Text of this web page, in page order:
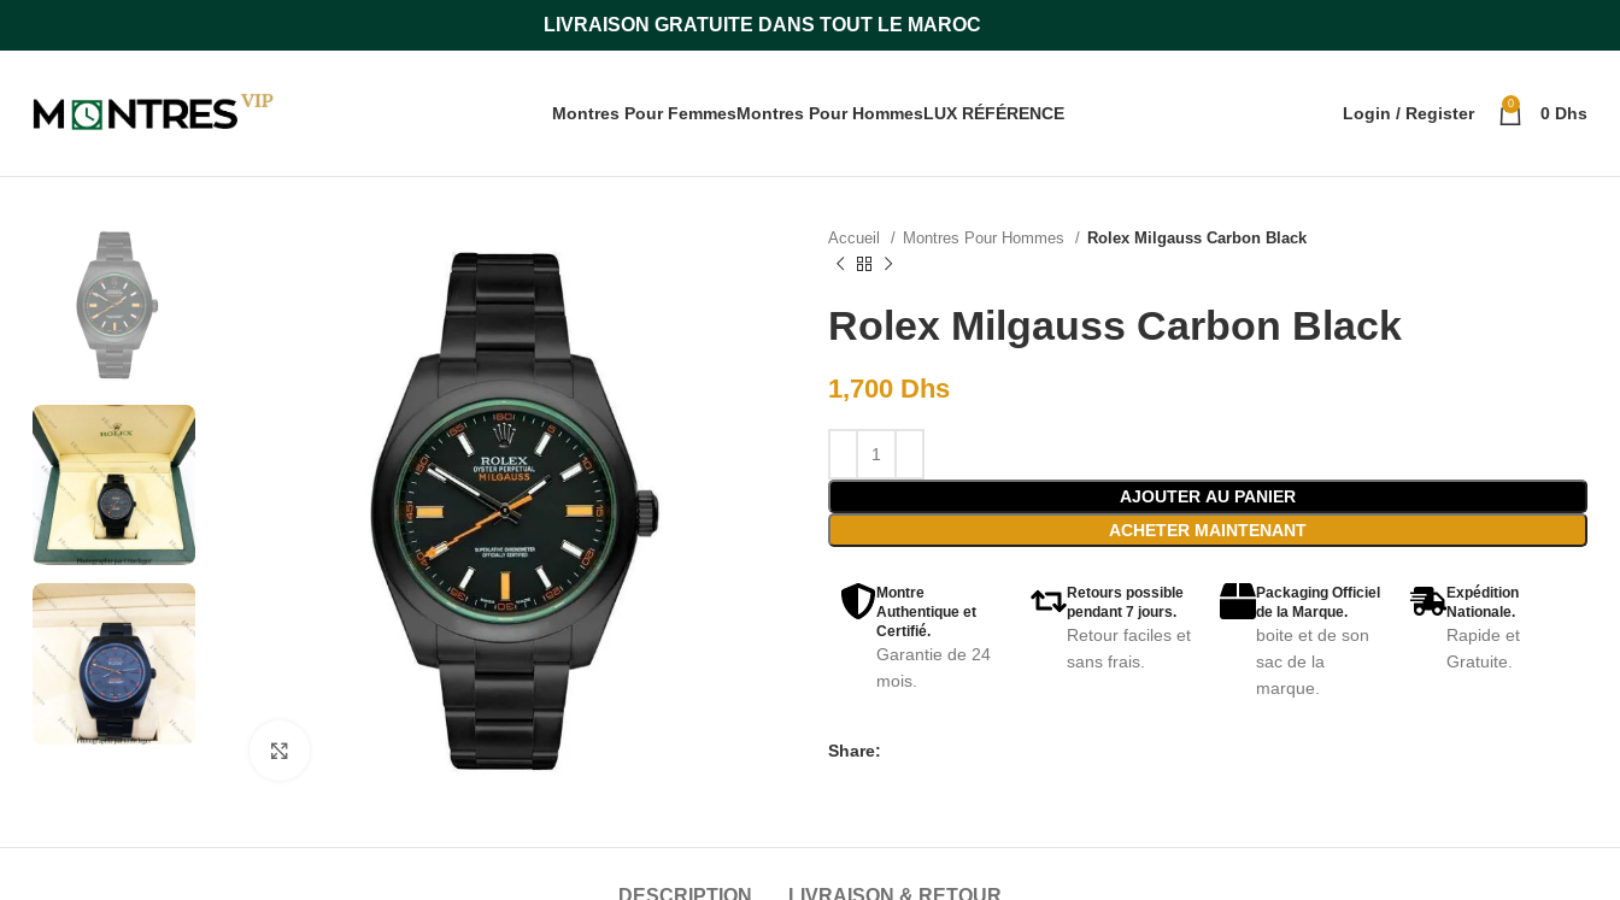
LIVRAISON GRATUITE DANS TOUT LE MAROC
Montres Pour FemmesMontres Pour HommesLUX RÉFÉRENCE Login / Register 0 0 Dhs
Accueil Montres Pour Hommes Rolex Milgauss Carbon Black
Rolex Milgauss Carbon Black
1,700 Dhs
AJOUTER AU PANIER
ACHETER MAINTENANT
Montre
Authentique et
Certifié.
Garantie de 24
mois.
Retours possible
pendant 7 jours.
Retour faciles et
sans frais.
Packaging Officiel
de la Marque.
boite et de son
sac de la
marque.
Expédition
Nationale.
Rapide et
Gratuite.
Share:
DESCRIPTION LIVRAISON & RETOUR